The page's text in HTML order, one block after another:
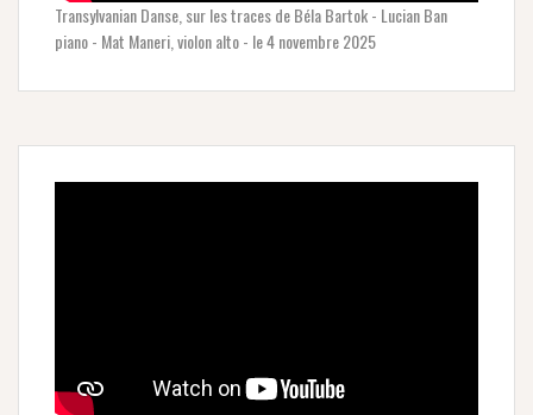
Transylvanian Danse, sur les traces de Béla Bartok - Lucian Ban
piano - Mat Maneri, violon alto - le 4 novembre 2025